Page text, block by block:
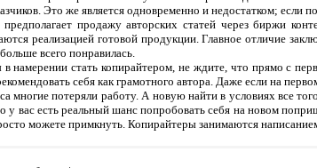
Это же является одновременно и недостатком; если
продажу авторских статей через биржи
реализацией готовой продукции. Главное отличие
всего понравилась.
намерении стать копирайтером, не ждите, что прямо с
себя как грамотного автора. Даже если на
многие потеряли работу. А новую найти в условиях все
у вас есть реальный шанс попробовать себя на новом
можете примкнуть. Копирайтеры занимаются